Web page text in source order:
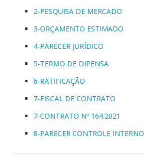
2-PESQUISA DE MERCADO
3-ORÇAMENTO ESTIMADO
4-PARECER JURÍDICO
5-TERMO DE DIPENSA
6-RATIFICAÇÃO
7-FISCAL DE CONTRATO
7-CONTRATO Nº 164.2021
8-PARECER CONTROLE INTERNO